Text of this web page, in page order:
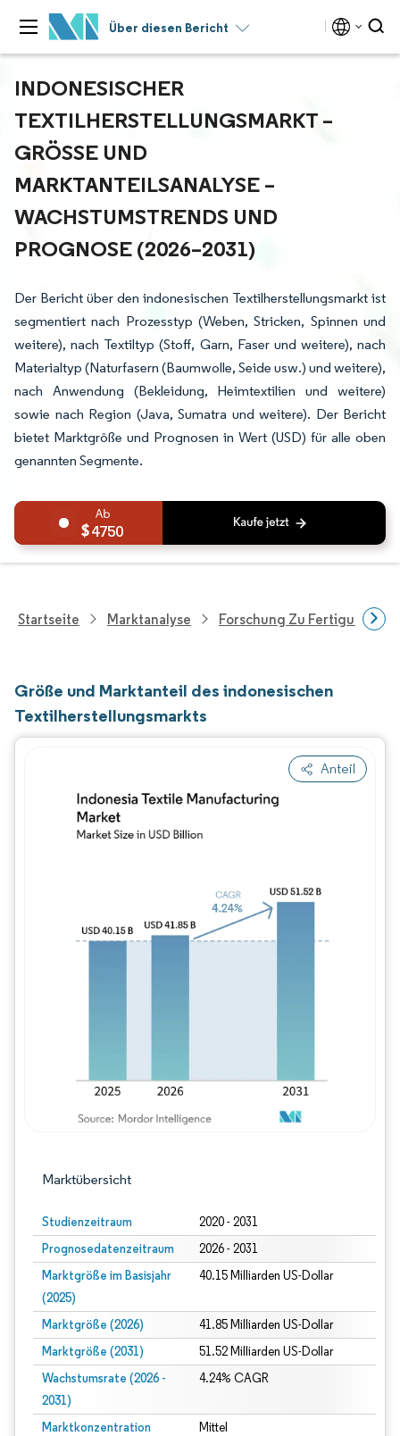
Über diesen Bericht
INDONESISCHER
TEXTILHERSTELLUNGSMARKT –
GRÖSSE UND M
ARKTANTEILSANALYSE – W
ACHSTUMSTRENDS UND P
ROGNOSE (2026–2031)
Der Bericht über den indonesischen Textilherstellungsmarkt ist
segmentiert nach Prozesstyp (Weben, Stricken, Spinnen und
weitere), nach Textiltyp (Stoff, Garn, Faser und weitere), nach
Materialtyp (Naturfasern (Baumwolle, Seide usw.) und weitere),
nach Anwendung (Bekleidung, Heimtextilien und weitere)
sowie nach Region (Java, Sumatra und weitere). Der Bericht
bietet Marktgröße und Prognosen in Wert (USD) für alle oben
genannten Segmente.
4750
Startseite Marktanalyse Forschung Zu
Größe und Marktanteil des indonesischen
Textilherstellungsmarkts
Anteil
Marktübersicht
Studienzeitraum 2020 - 2031
Prognosedatenzeitraum 2026 - 2031
Marktgröße im Basisjahr
(2025)
40.15 Milliarden US-Dollar
Marktgröße (2026) 41.85 Milliarden US-Dollar
Marktgröße (2031) 51.52 Milliarden US-Dollar
Wachstumsrate (2026 -
2031)
4.24% CAGR
Marktkonzentration Mittel